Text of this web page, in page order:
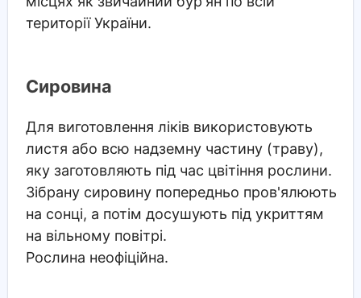
території України.
Сировина
Для виготовлення ліків використовують
листя або всю надземну частину (траву),
яку заготовляють під час цвітіння рослини.
Зібрану сировину попередньо пров'ялюють
на сонці, а потім досушують під укриттям
на вільному повітрі.
Рослина неофіційна.